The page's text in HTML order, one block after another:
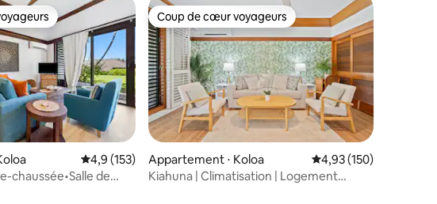
de 146 commentaires : 4,79 sur 5
Évaluation moyenne sur la base de 153 commentaires : 4,9 sur 5
4,9 (153)
chaussée•Salle de
Coup de cœur voyageurs
Coup de cœur voyageurs
Appartement ⋅ Koloa Évaluation moyenne
4,93 (150)
Kiahuna | Climatisation | Logement